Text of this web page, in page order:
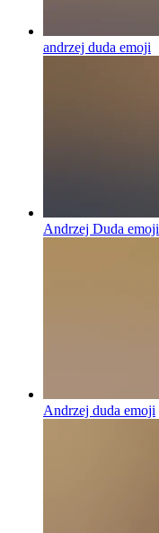
andrzej duda emoji
Andrzej Duda emoji
Andrzej duda emoji